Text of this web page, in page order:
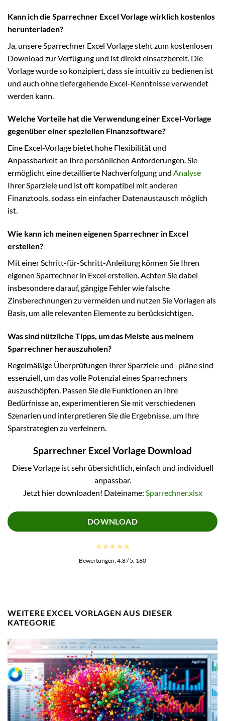
Kann ich die Sparrechner Excel Vorlage wirklich kostenlos
herunterladen?
Ja, unsere Sparrechner Excel Vorlage steht zum kostenlosen
Download zur Verfügung und ist direkt einsatzbereit. Die
Vorlage wurde so konzipiert, dass sie intuitiv zu bedienen ist
und auch ohne tiefergehende Excel-Kenntnisse verwendet
werden kann.
Welche Vorteile hat die Verwendung einer Excel-Vorlage
gegenüber einer speziellen Finanzsoftware?
Eine Excel-Vorlage bietet hohe Flexibilität und
Anpassbarkeit an Ihre persönlichen Anforderungen. Sie
ermöglicht eine detaillierte Nachverfolgung und Analyse
Ihrer Sparziele und ist oft kompatibel mit anderen
Finanztools, sodass ein einfacher Datenaustausch möglich
ist.
Wie kann ich meinen eigenen Sparrechner in Excel
erstellen?
Mit einer Schritt-für-Schritt-Anleitung können Sie Ihren
eigenen Sparrechner in Excel erstellen. Achten Sie dabei
insbesondere darauf, gängige Fehler wie falsche
Zinsberechnungen zu vermeiden und nutzen Sie Vorlagen als
Basis, um alle relevanten Elemente zu berücksichtigen.
Was sind nützliche Tipps, um das Meiste aus meinem
Sparrechner herauszuholen?
Regelmäßige Überprüfungen Ihrer Sparziele und -pläne sind
essenziell, um das volle Potenzial eines Sparrechners
auszuschöpfen. Passen Sie die Funktionen an Ihre
Bedürfnisse an, experimentieren Sie mit verschiedenen
Szenarien und interpretieren Sie die Ergebnisse, um Ihre
Sparstrategien zu verfeinern.
Sparrechner Excel Vorlage Download
Diese Vorlage ist sehr übersichtlich, einfach und individuell
anpassbar.
Jetzt hier downloaden! Dateiname: Sparrechner.xlsx
DOWNLOAD
Bewertungen:4.8/ 5. 160
WEITERE EXCEL VORLAGEN AUS DIESER
KATEGORIE